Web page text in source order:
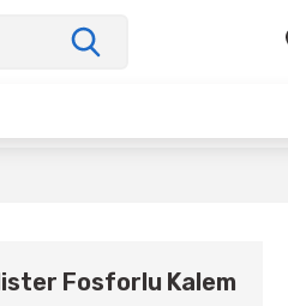
Fosforlu Kalem